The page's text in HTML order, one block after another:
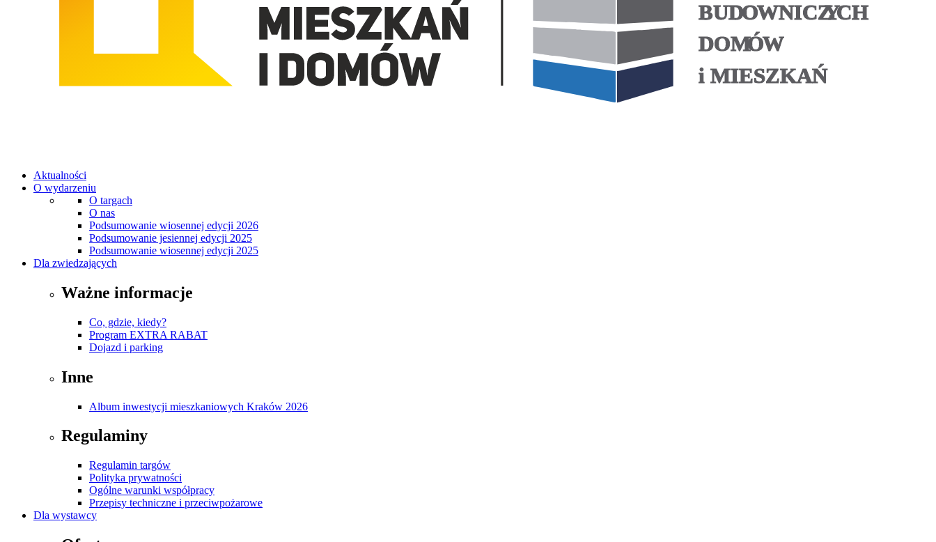
Aktualności
O wydarzeniu
O targach
O nas
Podsumowanie wiosennej edycji 2026
Podsumowanie jesiennej edycji 2025
Podsumowanie wiosennej edycji 2025
Dla zwiedzających
Ważne informacje
Co, gdzie, kiedy?
Program EXTRA RABAT
Dojazd i parking
Inne
Album inwestycji mieszkaniowych Kraków 2026
Regulaminy
Regulamin targów
Polityka prywatności
Ogólne warunki współpracy
Przepisy techniczne i przeciwpożarowe
Dla wystawcy